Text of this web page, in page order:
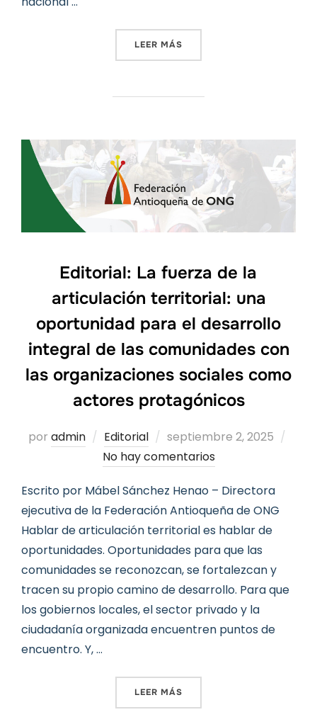
LEER MÁS
Editorial: La fuerza de la
articulación territorial: una
oportunidad para el desarrollo
integral de las comunidades con
las organizaciones sociales como
actores protagónicos
por admin Editorial
Publicado
el
septiembre 2, 2025
No hay comentarios
Escrito por Mábel Sánchez Henao – Directora
ejecutiva de la Federación Antioqueña de ONG
Hablar de articulación territorial es hablar de
oportunidades. Oportunidades para que las
comunidades se reconozcan, se fortalezcan y
tracen su propio camino de desarrollo. Para que
los gobiernos locales, el sector privado y la
ciudadanía organizada encuentren puntos de
encuentro. Y, …
LEER MÁS